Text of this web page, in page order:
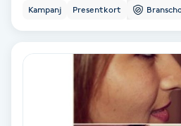
Friskvårdsmassage
Funktionsanalys
Kampanj Presentkort